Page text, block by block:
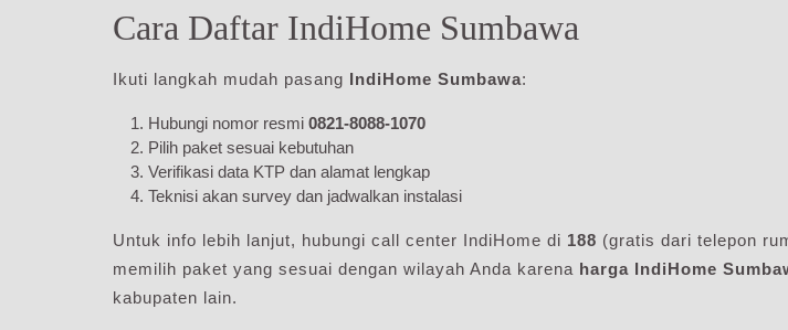
Cara Daftar IndiHome Sumbawa
Ikuti langkah mudah pasang IndiHome Sumbawa:
Hubungi nomor resmi 0821-8088-1070
Pilih paket sesuai kebutuhan
Verifikasi data KTP dan alamat lengkap
Teknisi akan survey dan jadwalkan instalasi
Untuk info lebih lanjut, hubungi call center IndiHome di 188 (gratis dari telepon
memilih paket yang sesuai dengan wilayah Anda karena harga IndiHome
kabupaten lain.